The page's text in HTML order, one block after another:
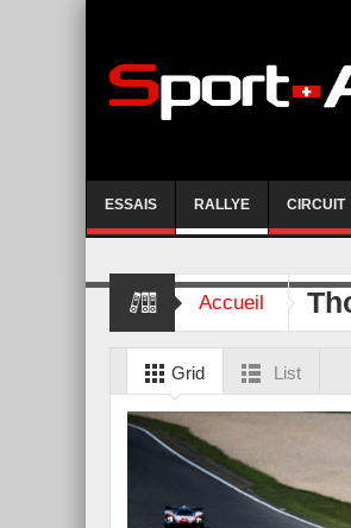
ESSAIS RALLYE CIRCUIT
Accueil
Grid List